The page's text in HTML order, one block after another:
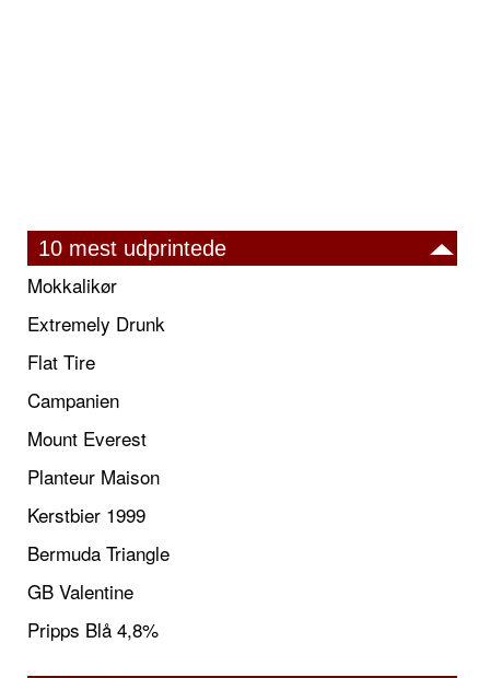
10 mest udprintede
Mokkalikør
Extremely Drunk
Flat Tire
Campanien
Mount Everest
Planteur Maison
Kerstbier 1999
Bermuda Triangle
GB Valentine
Pripps Blå 4,8%